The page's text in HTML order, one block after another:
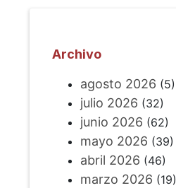
Archivo
agosto 2026 (5)
julio 2026 (32)
junio 2026 (62)
mayo 2026 (39)
abril 2026 (46)
marzo 2026 (19)